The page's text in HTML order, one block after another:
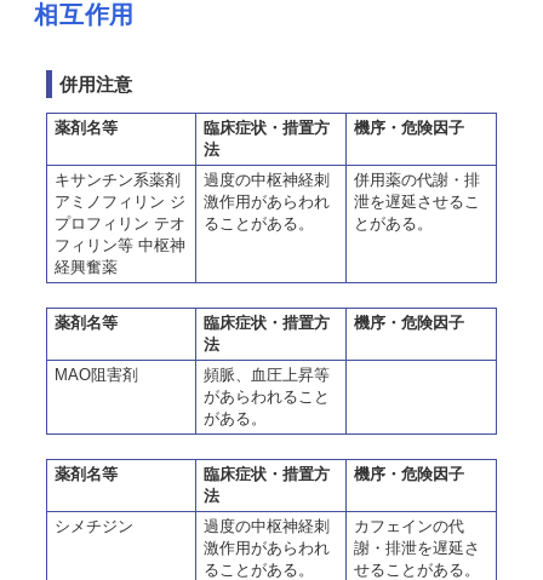
相互作用
併用注意
薬剤名等
臨床症状・措置方
法
機序・危険因子
キサンチン系薬剤
アミノフィリン ジ
プロフィリン テオ
フィリン等 中枢神
経興奮薬
過度の中枢神経刺
激作用があらわれ
ることがある。
併用薬の代謝・排
泄を遅延させるこ
とがある。
薬剤名等
臨床症状・措置方
法
機序・危険因子
MAO阻害剤
頻脈、血圧上昇等
があらわれること
がある。
薬剤名等
臨床症状・措置方
法
機序・危険因子
シメチジン
過度の中枢神経刺
激作用があらわれ
ることがある。
カフェインの代
謝・排泄を遅延さ
せることがある。